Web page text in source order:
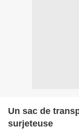
Un sac de
surjeteuse